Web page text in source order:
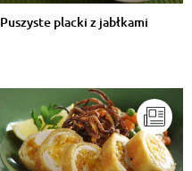
Puszyste placki z jabłkami